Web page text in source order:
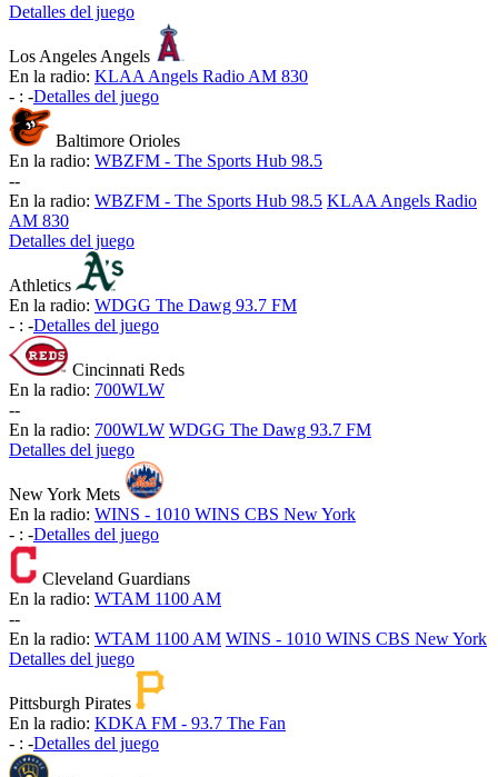
Detalles del juego
Los Angeles Angels
En la radio: KLAA Angels Radio AM 830
- : -Detalles del juego
Baltimore Orioles
En la radio: WBZFM - The Sports Hub 98.5
--
En la radio: WBZFM - The Sports Hub 98.5 KLAA Angels Radio
AM 830
Detalles del juego
Athletics
En la radio: WDGG The Dawg 93.7 FM
- : -Detalles del juego
Cincinnati Reds
En la radio: 700WLW
--
En la radio: 700WLW WDGG The Dawg 93.7 FM
Detalles del juego
New York Mets
En la radio: WINS - 1010 WINS CBS New York
- : -Detalles del juego
Cleveland Guardians
En la radio: WTAM 1100 AM
--
En la radio: WTAM 1100 AM WINS - 1010 WINS CBS New York
Detalles del juego
Pittsburgh Pirates
En la radio: KDKA FM - 93.7 The Fan
- : -Detalles del juego